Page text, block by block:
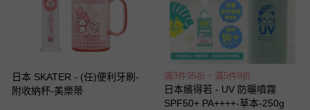
日本 SKATER - (任)便利牙刷-
附收納杯-美樂蒂
滿3件95折，滿5件9折
日本繽得若 - UV 防曬噴霧
SPF50+ PA++++-草本-250g